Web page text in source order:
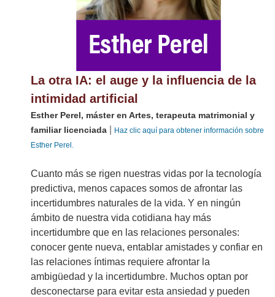
La otra IA: el auge y la influencia de la
intimidad artificial
Esther Perel, máster en Artes, terapeuta matrimonial y
familiar licenciada
Haz clic aquí para obtener información sobre
Esther Perel.
Cuanto más se rigen nuestras vidas por la tecnología
predictiva, menos capaces somos de afrontar las
incertidumbres naturales de la vida. Y en ningún
ámbito de nuestra vida cotidiana hay más
incertidumbre que en las relaciones personales:
conocer gente nueva, entablar amistades y confiar en
las relaciones íntimas requiere afrontar la
ambigüedad y la incertidumbre. Muchos optan por
desconectarse para evitar esta ansiedad y pueden